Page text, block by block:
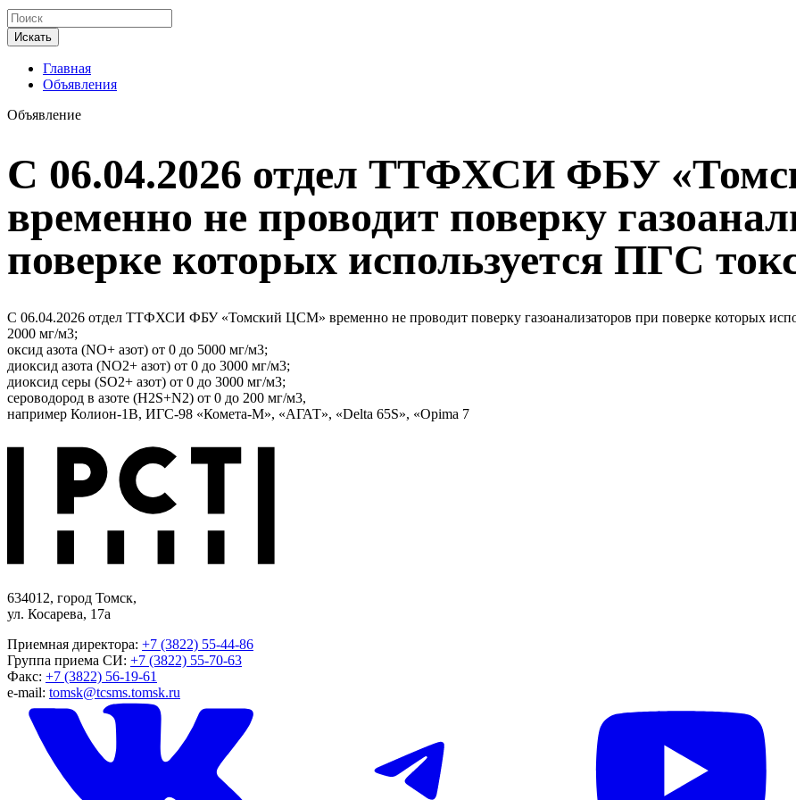
Искать
Главная
Объявления
Объявление
С 06.04.2026 отдел ТТФХСИ ФБУ
временно не проводит поверку
поверке которых используется ПГС
С 06.04.2026 отдел ТТФХСИ ФБУ «Томский ЦСМ» временно не проводит поверку газоанализаторов при поверке которых
2000 мг/м3;
оксид азота (NO+ азот) от 0 до 5000 мг/м3;
диоксид азота (NO2+ азот) от 0 до 3000 мг/м3;
диоксид серы (SO2+ азот) от 0 до 3000 мг/м3;
cероводород в азоте (Н2S+N2) от 0 до 200 мг/м3,
например Колион-1В, ИГС-98 «Комета-М», «АГАТ», «Delta 65S», «Opima 7
634012, город Томск,
ул. Косарева, 17а
Приемная директора: +7 (3822) 55-44-86
Группа приема СИ: +7 (3822) 55-70-63
Факс: +7 (3822) 56-19-61
e-mail: tomsk@tcsms.tomsk.ru